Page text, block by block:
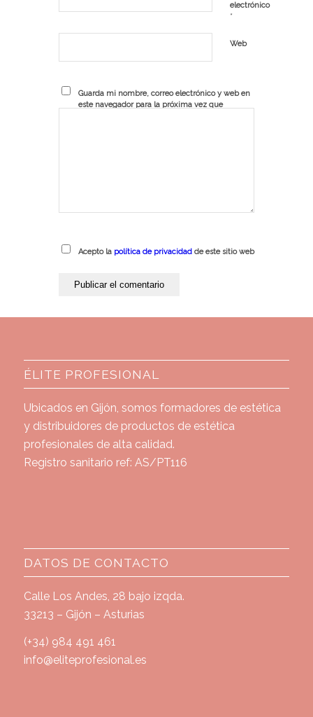
electrónico
*
Web
Guarda mi nombre, correo electrónico y web en
este navegador para la próxima vez que
Acepto la política de privacidadde este sitio web
ÉLITE PROFESIONAL
Ubicados en Gijón, somos formadores de estética
y distribuidores de productos de estética
profesionales de alta calidad.
Registro sanitario ref: AS/PT116
DATOS DE CONTACTO
Calle Los Andes, 28 bajo izqda.
33213 – Gijón – Asturias
(+34) 984 491 461
info@eliteprofesional.es